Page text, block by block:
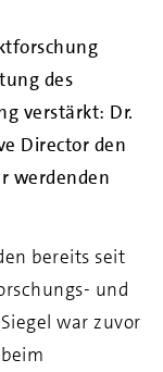
des
verstärkt: Dr.
Director den
werdenden
bereits seit
und
war zuvor